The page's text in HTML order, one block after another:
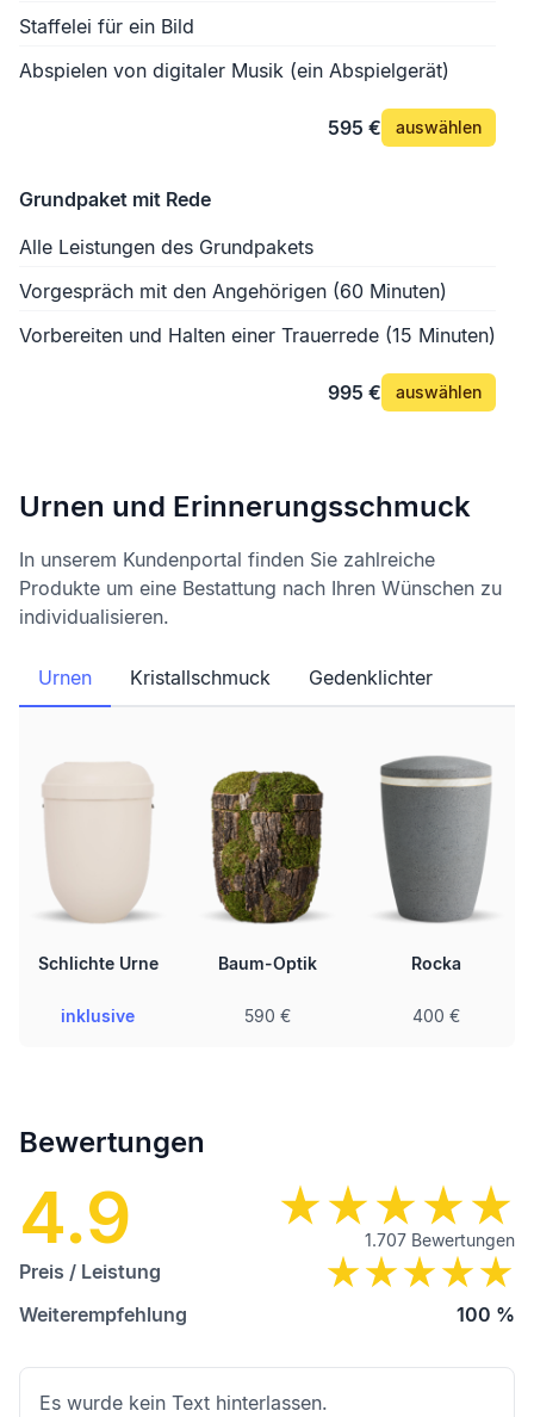
Staffelei für ein Bild
Abspielen von digitaler Musik (ein Abspielgerät)
595 € auswählen
Grundpaket mit Rede
Alle Leistungen des Grundpakets
Vorgespräch mit den Angehörigen (60 Minuten)
Vorbereiten und Halten einer Trauerrede (15 Minuten)
995 € auswählen
Urnen und Erinnerungsschmuck
In unserem Kundenportal finden Sie zahlreiche
Produkte um eine Bestattung nach Ihren Wünschen zu
individualisieren.
Urnen Kristallschmuck Gedenklichter
Schlichte Urne
inklusive
Baum-Optik
590 €
Rocka
400 €
Bewertungen
4.9 1.707 Bewertungen
Preis / Leistung
Weiterempfehlung
100 %
Es wurde kein Text hinterlassen.